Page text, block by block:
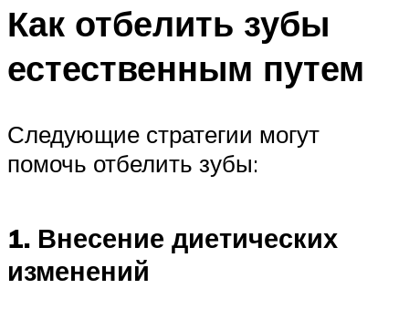
Как отбелить зубы
естественным путем
Следующие стратегии могут
помочь отбелить зубы:
1. Внесение диетических
изменений